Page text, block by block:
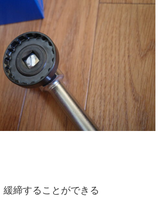
緩締することができる